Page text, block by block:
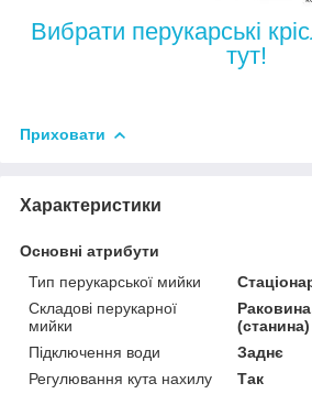
Вибрати перукарські
тут!
Приховати
Характеристики
Основні атрибути
Тип перукарської мийки
Складові перукарної
мийки
(станина)
Підключення води
Заднє
Регулювання кута нахилу
Так